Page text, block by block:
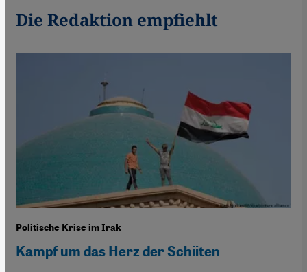
Die Redaktion empfiehlt
Politische Krise im Irak
Kampf um das Herz der Schiiten